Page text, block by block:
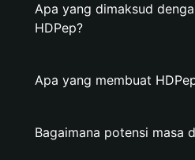
Apa yang dimaksud
HDPep?
Apa yang membuat
Bagaimana potensi masa